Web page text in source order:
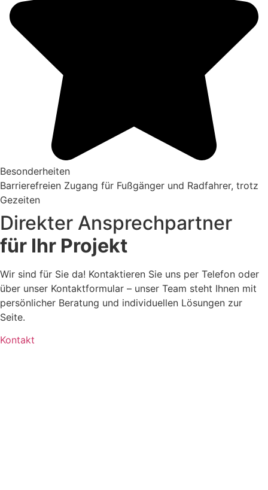
Besonderheiten
Barrierefreien Zugang für Fußgänger und Radfahrer, trotz
Gezeiten
Direkter Ansprechpartner
für Ihr Projekt
Wir sind für Sie da! Kontaktieren Sie uns per Telefon oder
über unser Kontaktformular – unser Team steht Ihnen mit
persönlicher Beratung und individuellen Lösungen zur
Seite.
Kontakt